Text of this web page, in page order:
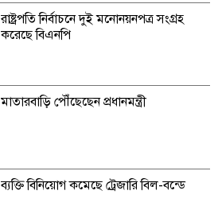
রাষ্ট্রপতি নির্বাচনে দুই মনোনয়নপত্র সংগ্রহ
করেছে বিএনপি
মাতারবাড়ি পৌঁছেছেন প্রধানমন্ত্রী
ব্যক্তি বিনিয়োগ কমেছে ট্রেজারি বিল-বন্ডে